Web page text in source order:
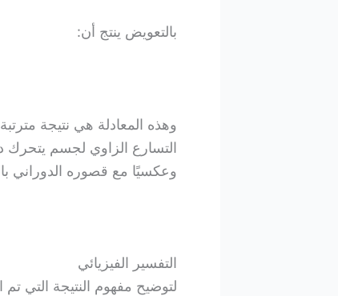
بالتعويض ينتج أن:
وهذه المعادلة هي نتيجة
التسارع الزاوي لجسم يتحرك
وعكسيًا مع قصوره الدوراني
التفسير الفيزيائي
لتوضيح مفهوم النتيجة التي